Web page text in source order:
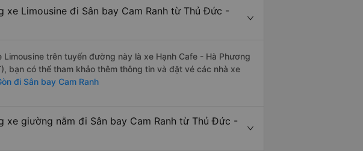
xe Limousine đi Sân bay Cam Ranh từ Thủ Đức -
trên tuyến đường này là xe Hạnh Cafe - Hà Phương
bạn có thể tham khảo thêm thông tin và đặt vé các nhà xe
đi Sân bay Cam Ranh
xe giường nằm đi Sân bay Cam Ranh từ Thủ Đức -